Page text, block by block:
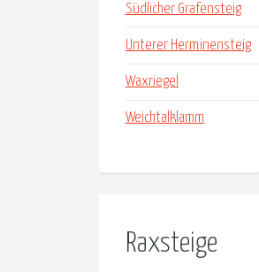
Südlicher Grafensteig
Unterer Herminensteig
Waxriegel
Weichtalklamm
Raxsteige